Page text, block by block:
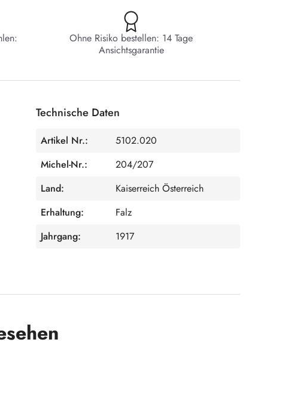
Ohne Risiko bestellen: 14 Tage
Ansichtsgarantie
Technische Daten
Artikel Nr.:
5102.020
Michel-Nr.:
204/207
Land:
Kaiserreich Österreich
Erhaltung:
Falz
Jahrgang:
1917